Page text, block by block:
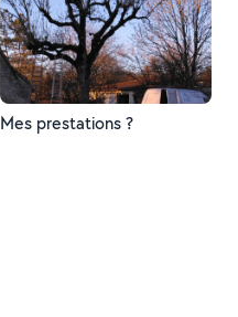
Mes prestations ?